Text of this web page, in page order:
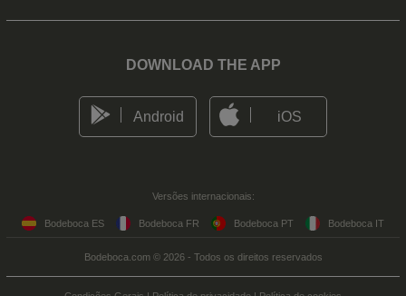
DOWNLOAD THE APP
Android iOS
Versões internacionais:
Bodeboca ES Bodeboca FR Bodeboca PT Bodeboca IT
Bodeboca.com © 2026 - Todos os direitos reservados